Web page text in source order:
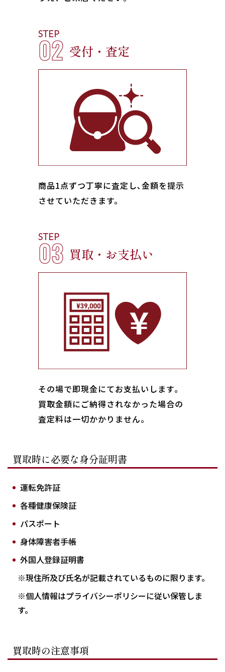
STEP
02 受付・査定
商品1点ずつ丁寧に査定し､金額を提示
させていただきます。
STEP
03 買取・お支払い
その場で即現金にてお支払いします｡
買取金額にご納得されなかった場合の
査定料は一切かかりません。
買取時に必要な身分証明書
運転免許証
各種健康保険証
パスポート
身体障害者手帳
外国人登録証明書
※現住所及び氏名が記載されているものに限ります。
※個人情報はプライバシーポリシーに従い保管しま
す。
買取時の注意事項